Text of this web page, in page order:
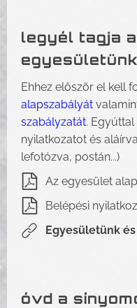
legyél tagja
Ehhez először el kell
alapszabályát
szabályzatát.
nyilatkozatot és
lefotózva, postán...)
Az egyesület
Belépési
Egyesületünk
óvd a